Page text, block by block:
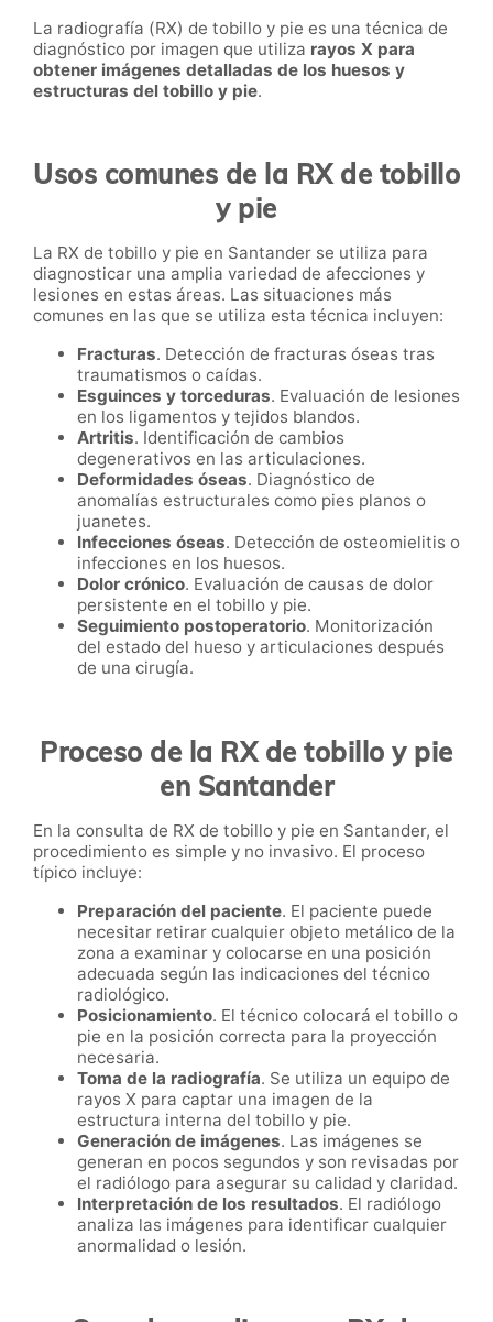
La radiografía (RX) de tobillo y pie es una técnica de
diagnóstico por imagen que utiliza rayos X para
obtener imágenes detalladas de los huesos y
estructuras del tobillo y pie.
Usos comunes de la RX de tobillo
y pie
La RX de tobillo y pie en Santander se utiliza para
diagnosticar una amplia variedad de afecciones y
lesiones en estas áreas. Las situaciones más
comunes en las que se utiliza esta técnica incluyen:
Fracturas. Detección de fracturas óseas tras
traumatismos o caídas.
Esguinces y torceduras. Evaluación de lesiones
en los ligamentos y tejidos blandos.
Artritis. Identificación de cambios
degenerativos en las articulaciones.
Deformidades óseas. Diagnóstico de
anomalías estructurales como pies planos o
juanetes.
Infecciones óseas. Detección de osteomielitis o
infecciones en los huesos.
Dolor crónico. Evaluación de causas de dolor
persistente en el tobillo y pie.
Seguimiento postoperatorio. Monitorización
del estado del hueso y articulaciones después
de una cirugía.
Proceso de la RX de tobillo y pie
en Santander
En la consulta de RX de tobillo y pie en Santander, el
procedimiento es simple y no invasivo. El proceso
típico incluye:
Preparación del paciente. El paciente puede
necesitar retirar cualquier objeto metálico de la
zona a examinar y colocarse en una posición
adecuada según las indicaciones del técnico
radiológico.
Posicionamiento. El técnico colocará el tobillo o
pie en la posición correcta para la proyección
necesaria.
Toma de la radiografía. Se utiliza un equipo de
rayos X para captar una imagen de la
estructura interna del tobillo y pie.
Generación de imágenes. Las imágenes se
generan en pocos segundos y son revisadas por
el radiólogo para asegurar su calidad y claridad.
Interpretación de los resultados. El radiólogo
analiza las imágenes para identificar cualquier
anormalidad o lesión.